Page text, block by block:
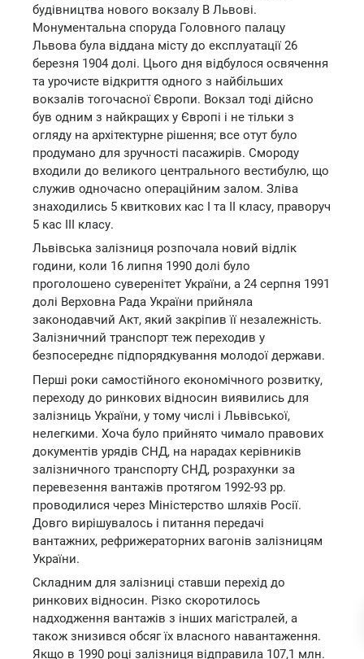
будівництва нового вокзалу В Львові.
Монументальна споруда Головного палацу
Львова була віддана місту до експлуатації 26
березня 1904 долі. Цього дня відбулося освячення
та урочисте відкриття одного з найбільших
вокзалів тогочасної Європи. Вокзал тоді дійсно
був одним з найкращих у Європі і не тільки з
огляду на архітектурне рішення; все отут було
продумано для зручності пасажирів. Смороду
входили до великого центрального вестибулю, що
служив одночасно операційним залом. Зліва
знаходились 5 квиткових кас І та II класу, праворуч
5 кас III класу.
Львівська залізниця розпочала новий відлік
години, коли 16 липня 1990 долі було
проголошено суверенітет України, а 24 серпня 1991
долі Верховна Рада України прийняла
законодавчий Акт, який закріпив її незалежність.
Залізничний транспорт теж переходив у
безпосереднє підпорядкування молодої держави.
Перші роки самостійного економічного розвитку,
переходу до ринкових відносин виявились для
залізниць України, у тому числі і Львівської,
нелегкими. Хоча було прийнято чимало правових
документів урядів СНД, на нарадах керівників
залізничного транспорту СНД, розрахунки за
перевезення вантажів протягом 1992-93 рр.
проводилися через Міністерство шляхів Росії.
Довго вирішувалось і питання передачі
вантажних, рефрижераторних вагонів залізницям
України.
Складним для залізниці ставши перехід до
ринкових відносин. Різко скоротилось
надходження вантажів з інших магістралей, а
також знизився обсяг їх власного навантаження.
Якщо в 1990 році залізниця відправила 107,1 млн.